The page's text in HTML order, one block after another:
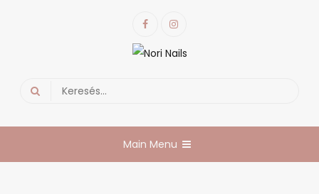
FacebookInstagram
Nori Nails
Search
Main Menu